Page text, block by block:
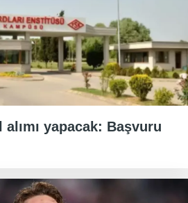
alımı yapacak: Başvuru